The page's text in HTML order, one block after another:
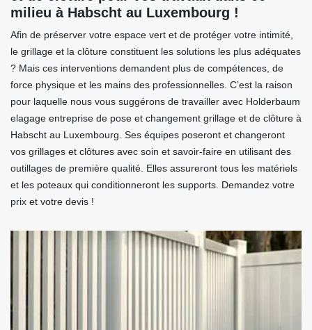
milieu à Habscht au Luxembourg !
Afin de préserver votre espace vert et de protéger votre intimité,
le grillage et la clôture constituent les solutions les plus adéquates
? Mais ces interventions demandent plus de compétences, de
force physique et les mains des professionnelles. C’est la raison
pour laquelle nous vous suggérons de travailler avec Holderbaum
elagage entreprise de pose et changement grillage et de clôture à
Habscht au Luxembourg. Ses équipes poseront et changeront
vos grillages et clôtures avec soin et savoir-faire en utilisant des
outillages de première qualité. Elles assureront tous les matériels
et les poteaux qui conditionneront les supports. Demandez votre
prix et votre devis !